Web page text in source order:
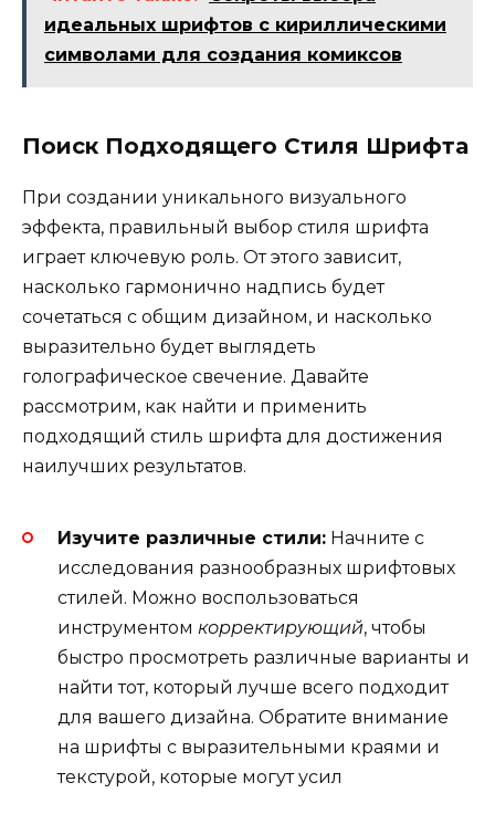
идеальных шрифтов с кириллическими
символами для создания комиксов
Поиск Подходящего Стиля Шрифта
При создании уникального визуального
эффекта, правильный выбор стиля шрифта
играет ключевую роль. От этого зависит,
насколько гармонично надпись будет
сочетаться с общим дизайном, и насколько
выразительно будет выглядеть
голографическое свечение. Давайте
рассмотрим, как найти и применить
подходящий стиль шрифта для достижения
наилучших результатов.
Изучите различные стили: Начните с
исследования разнообразных шрифтовых
стилей. Можно воспользоваться
инструментом корректирующий, чтобы
быстро просмотреть различные варианты и
найти тот, который лучше всего подходит
для вашего дизайна. Обратите внимание
на шрифты с выразительными краями и
текстурой, которые могут усил